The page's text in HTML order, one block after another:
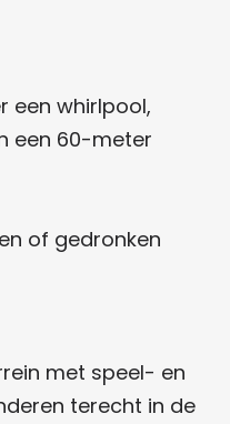
een whirlpool,
een 60-meter
of gedronken
met speel- en
terecht in de